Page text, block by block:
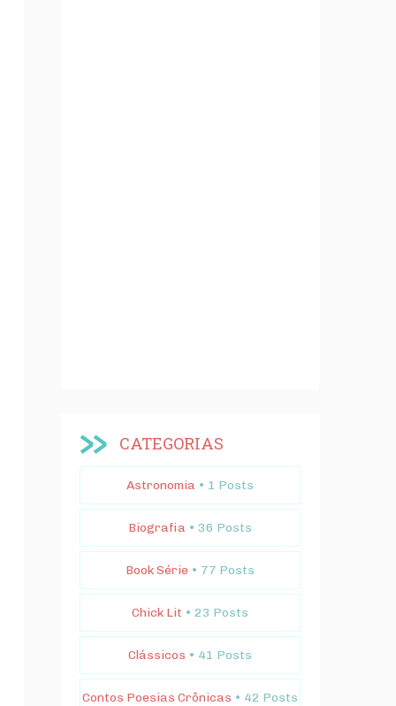
CATEGORIAS
Astronomia • 1 Posts
Biografia • 36 Posts
Book Série • 77 Posts
Chick Lit • 23 Posts
Clássicos • 41 Posts
Contos Poesias Crônicas • 42 Posts